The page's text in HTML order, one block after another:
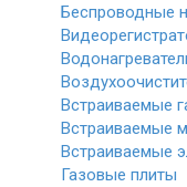
Беспроводные
Встраиваемые
Встраиваемые
Встраиваемые
Газовые плиты